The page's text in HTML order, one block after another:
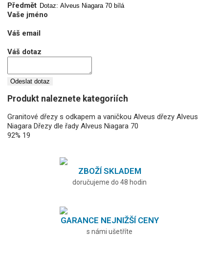
Předmět
Vaše jméno
Váš email
Váš dotaz
Odeslat dotaz
Produkt naleznete kategoriích
Granitové dřezy s odkapem a vaničkou Alveus dřezy Alveus
Niagara Dřezy dle řady Alveus Niagara 70
92% 19
ZBOŽÍ SKLADEM
doručujeme do 48 hodin
GARANCE NEJNIŽŠÍ CENY
s námi ušetříte